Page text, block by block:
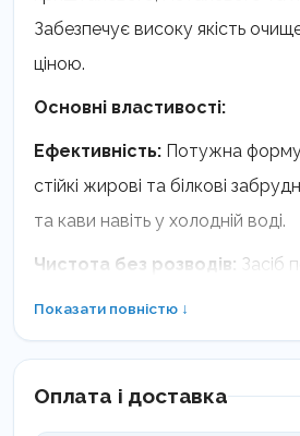
Забезпечує високу якість
ціною.
Основні властивості:
Ефективність: Потужна
стійкі жирові та білкові
та кави навіть у холодній воді.
Чистота без розводів: Засіб
змивається невеликою
Дбайливий до шкіри:
Показати повністю ↓
Оплата і доставка